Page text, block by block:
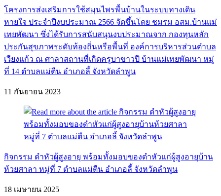
โครงการส่งเสริมการใช้สมุนไพรพื้นบ้านในระบบทางเดิน
หายใจ ประจำปีงบประมาณ 2566 จัดขึ้นโดย ชมรม อสม.บ้านแม่
เทยพัฒนา ซึ่งได้รับการสนับสนุนงบประมาณจาก กองทุนหลัก
ประกันสุขภาพระดับท้องถิ่นหรือพื้นที่ องค์การบริหารส่วนตำบล
เวียงแก้ว ณ ศาลาสถานที่เกิดครูบาขาวปี บ้านแม่เทยพัฒนา หมู่
ที่ 14 ตำบลแม่ตืน อำเภอลี้ จังหวัดลำพูน
11 กันยายน 2023
กิจกรรม ดำหัวผู้สูงอายุ พร้อมทั้งมอบของดำหัวแก่ผู้สูงอายุบ้าน
ห้วยศาลา หมู่ที่ 7 ตำบลแม่ตืน อำเภอลี้ จังหวัดลำพูน
18 เมษายน 2025